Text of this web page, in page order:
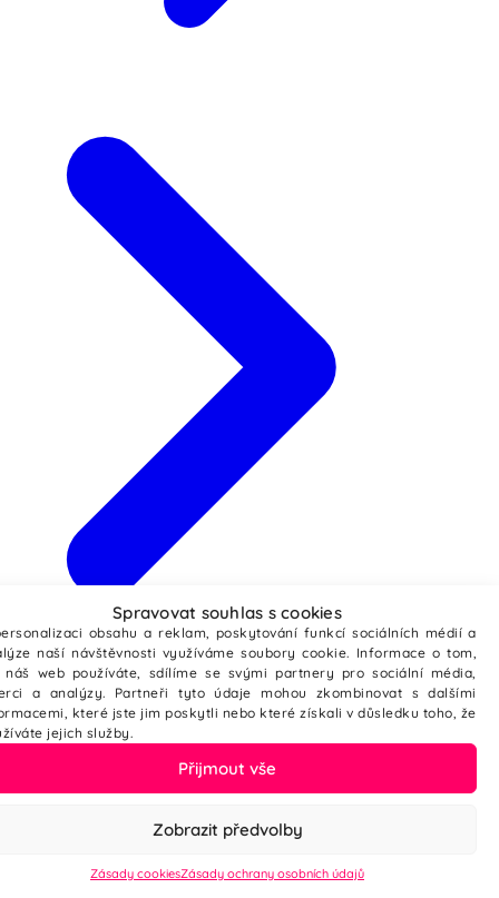
Webové stránky ze šablony
Spravovat souhlas s cookies
obsahu a reklam, poskytování funkcí sociálních médií a
naší návštěvnosti využíváme soubory cookie. Informace o tom,
náš web používáte, sdílíme se svými partnery pro sociální média,
a analýzy. Partneři tyto údaje mohou zkombinovat s dalšími
které jste jim poskytli nebo které získali v důsledku toho, že
jejich služby.
Přijmout vše
Zobrazit předvolby
Zásady cookiesZásady ochrany osobních údajů